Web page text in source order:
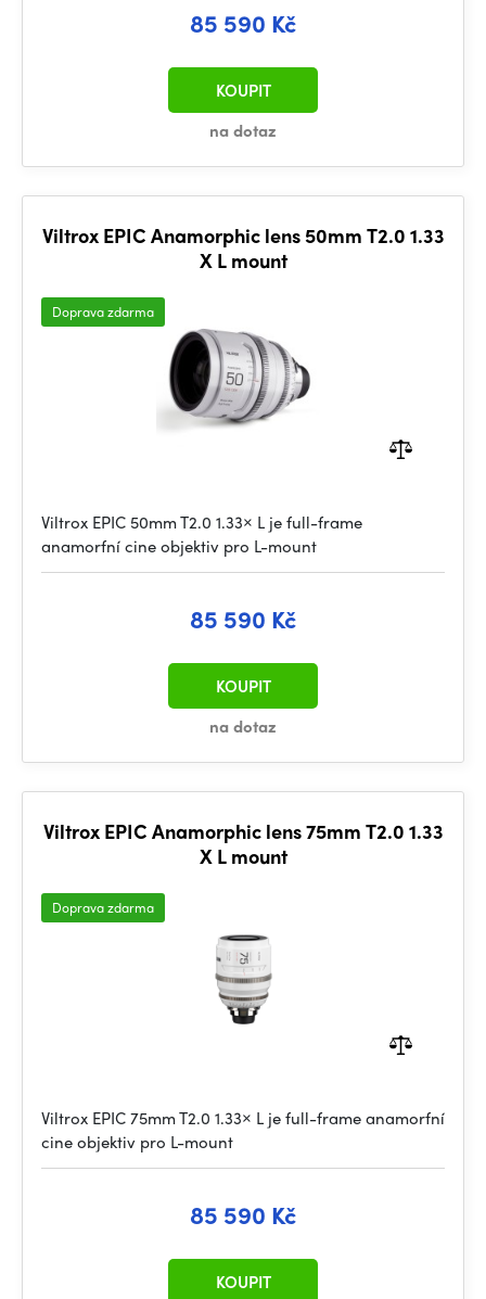
85 590 Kč
na dotaz
KOUPIT
Viltrox EPIC Anamorphic lens 50mm T2.0 1.33
X L mount
Doprava zdarma
Viltrox EPIC 50mm T2.0 1.33× L je full-frame
anamorfní cine objektiv pro L-mount
85 590 Kč
na dotaz
KOUPIT
Viltrox EPIC Anamorphic lens 75mm T2.0 1.33
X L mount
Doprava zdarma
Viltrox EPIC 75mm T2.0 1.33× L je full-frame anamorfní
cine objektiv pro L-mount
85 590 Kč
KOUPIT